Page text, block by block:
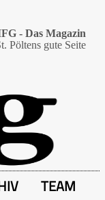
- Das Magazin
Pöltens gute Seite
TEAM